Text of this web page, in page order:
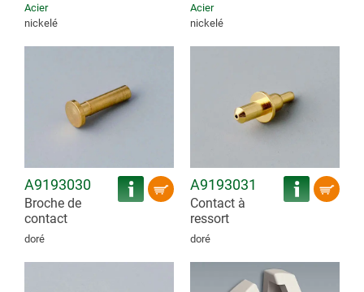
Acier
nickelé
Acier
nickelé
A9193030
Broche de
contact
doré
A9193031
Contact à
ressort
doré